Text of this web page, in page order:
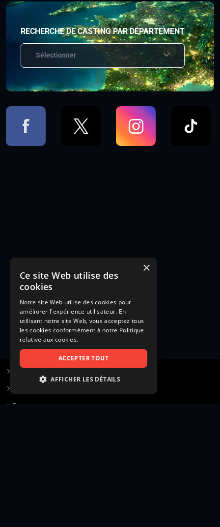
RECHERCHE DE CASTING PAR DÉPARTEMENT
Sélectionner
Poster une annonce
×
Ce site Web utilise des
cookies
Notre site Web utilise des cookies pour
améliorer l'expérience utilisateur. En
utilisant notre site Web, vous acceptez tous
les cookies conformément à notre Politique
relative aux cookies.
ACCEPTER TOUT
AFFICHER LES DÉTAILS